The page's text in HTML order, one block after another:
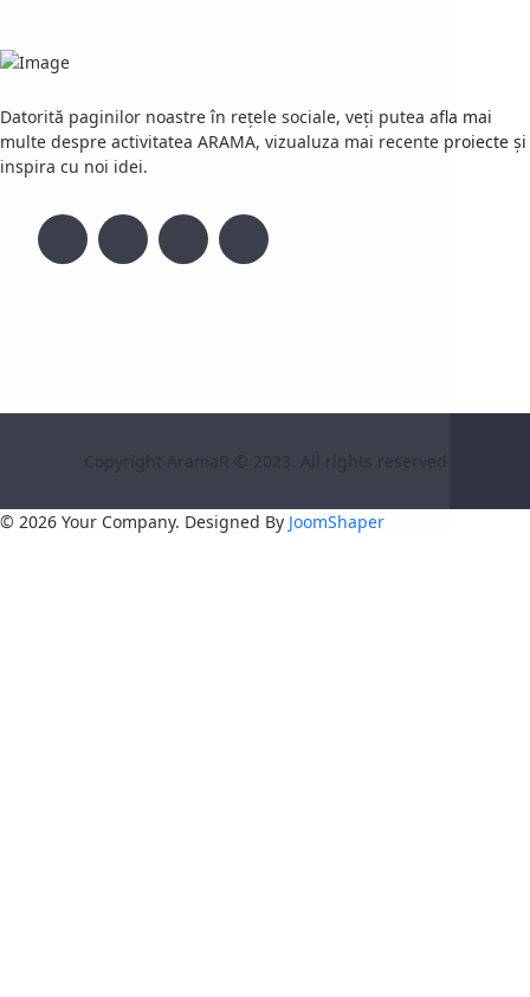
Datorită paginilor noastre în rețele sociale, veți putea afla mai
multe despre activitatea ARAMA, vizualuza mai recente proiecte și
inspira cu noi idei.
Copyright AramaR © 2023. All rights reserved
© 2026 Your Company. Designed By JoomShaper